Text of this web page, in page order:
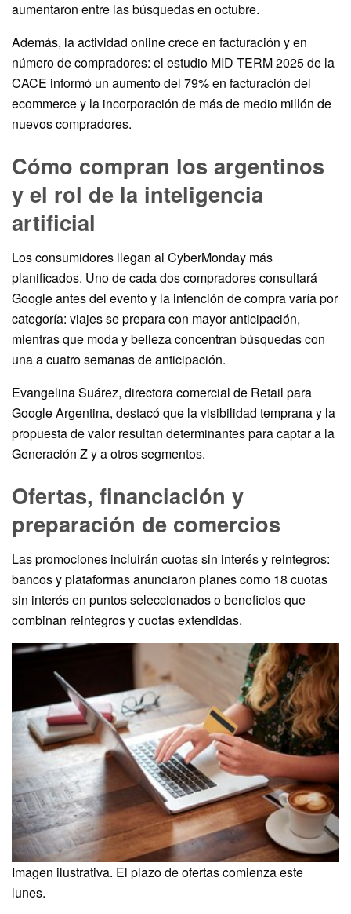
aumentaron entre las búsquedas en octubre.
Además, la actividad online crece en facturación y en
número de compradores: el estudio MID TERM 2025 de la
CACE informó un aumento del 79% en facturación del
ecommerce y la incorporación de más de medio millón de
nuevos compradores.
Cómo compran los argentinos
y el rol de la inteligencia
artificial
Los consumidores llegan al CyberMonday más
planificados. Uno de cada dos compradores consultará
Google antes del evento y la intención de compra varía por
categoría: viajes se prepara con mayor anticipación,
mientras que moda y belleza concentran búsquedas con
una a cuatro semanas de anticipación.
Evangelina Suárez, directora comercial de Retail para
Google Argentina, destacó que la visibilidad temprana y la
propuesta de valor resultan determinantes para captar a la
Generación Z y a otros segmentos.
Ofertas, financiación y
preparación de comercios
Las promociones incluirán cuotas sin interés y reintegros:
bancos y plataformas anunciaron planes como 18 cuotas
sin interés en puntos seleccionados o beneficios que
combinan reintegros y cuotas extendidas.
Imagen ilustrativa. El plazo de ofertas comienza este
lunes.